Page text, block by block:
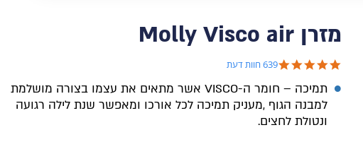
מזרן Molly Visco air
4.8 star rating
639 חוות דעת
תמיכה – חומר ה-VISCO אשר מתאים את עצמו בצורה מושלמת
למבנה הגוף ,מעניק תמיכה לכל אורכו ומאפשר שנת לילה רגועה
ונטולת לחצים.